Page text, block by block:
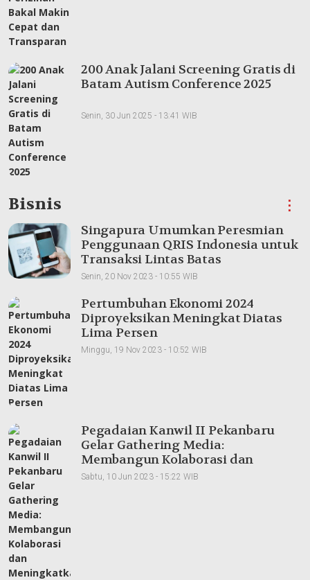
200 Anak Jalani Screening Gratis di
Batam Autism Conference 2025
Senin, 30 Jun 2025 - 13:41 WIB
Bisnis ⋮
Singapura Umumkan Peresmian
Penggunaan QRIS Indonesia untuk
Transaksi Lintas Batas
Senin, 20 Nov 2023 - 10:55 WIB
Pertumbuhan Ekonomi 2024
Diproyeksikan Meningkat Diatas
Lima Persen
Minggu, 19 Nov 2023 - 10:52 WIB
Pegadaian Kanwil II Pekanbaru
Gelar Gathering Media:
Membangun Kolaborasi dan
Meningkatkan Pemahaman Produk
Sabtu, 10 Jun 2023 - 15:22 WIB